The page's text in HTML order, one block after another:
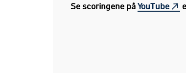
Se scoringene på YouTube